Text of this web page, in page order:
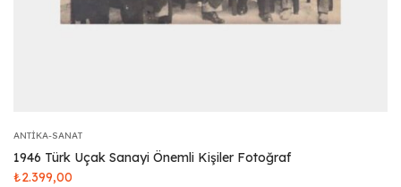
ANTIKA-SANAT
1946 Türk Uçak Sanayi Önemli Kişiler Fotoğraf
₺2.399,00